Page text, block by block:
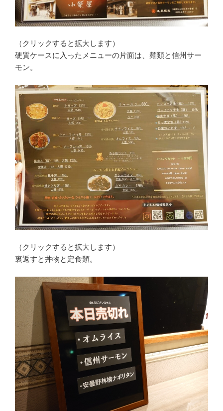
（クリックすると拡大します）
硬質ケースに入ったメニューの片面は、麺類と信州サー
モン。
（クリックすると拡大します）
裏返すと丼物と定食類。